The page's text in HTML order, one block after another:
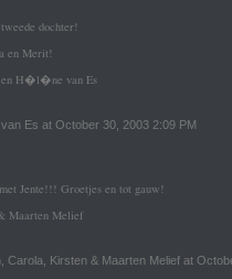
dochter!
en Merit!
en H�l�ne van Es
Es at October 30, 2003 2:09 PM
Jente!!! Groetjes en tot gauw!
Maarten Melief
Carola, Kirsten & Maarten Melief at